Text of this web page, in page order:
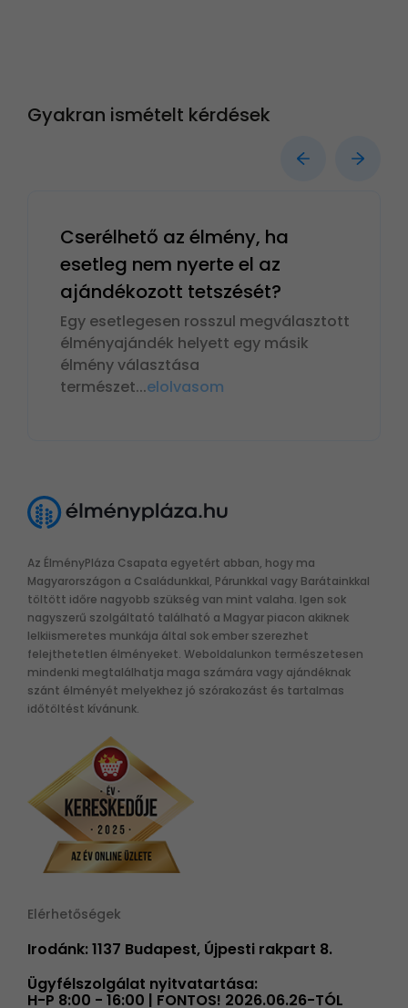
Gyakran ismételt kérdések
Cserélhető az élmény, ha
esetleg nem nyerte el az
ajándékozott tetszését?
Egy esetlegesen rosszul megválasztott
élményajándék helyett egy másik
élmény választása
természet...elolvasom
Az ÉlményPláza Csapata egyetért abban, hogy ma
Magyarországon a Családunkkal, Párunkkal vagy Barátainkkal
töltött időre nagyobb szükség van mint valaha. Igen sok
nagyszerű szolgáltató található a Magyar piacon akiknek
lelkiismeretes munkája által sok ember szerezhet
felejthetetlen élményeket. Weboldalunkon természetesen
mindenki megtalálhatja maga számára vagy ajándéknak
szánt élményét melyekhez jó szórakozást és tartalmas
időtöltést kívánunk.
Elérhetőségek
Irodánk: 1137 Budapest, Újpesti rakpart 8.
Ügyfélszolgálat nyitvatartása:
H-P 8:00 - 16:00 | FONTOS! 2026.06.26-TÓL